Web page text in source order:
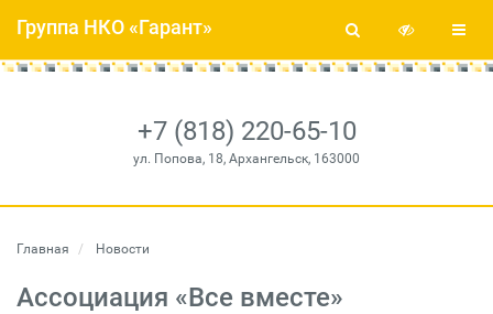
+7 (818) 220-65-10
ул. Попова, 18, Архангельск, 163000
Группа НКО «Гарант»
Главная Новости
Ассоциация «Все вместе»